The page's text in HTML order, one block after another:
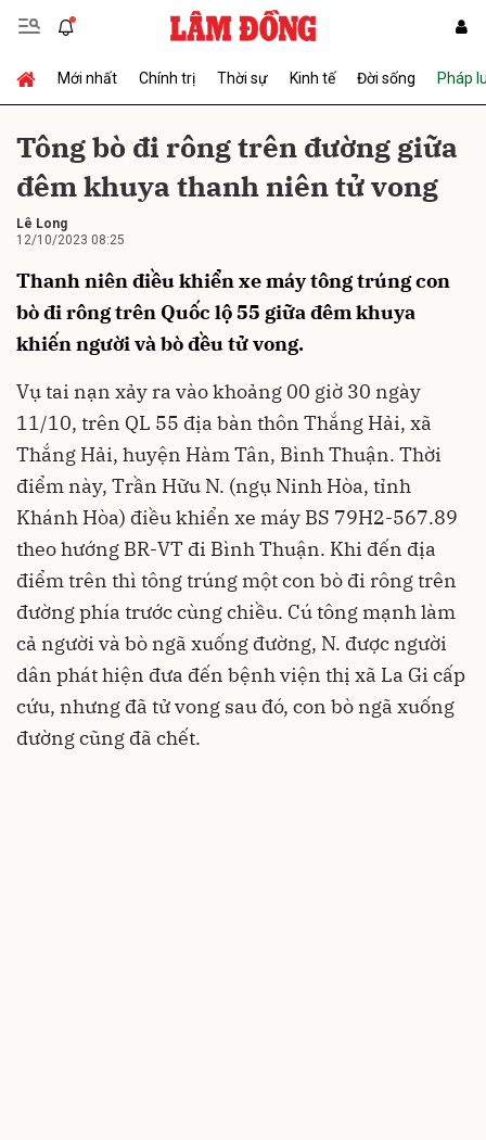
Mới nhất Chính trị Thời sự Kinh tế Đời sống Pháp
Tông bò đi rông trên đường giữa
đêm khuya thanh niên tử vong
Lê Long
12/10/2023 08:25
Thanh niên điều khiển xe máy tông trúng con
bò đi rông trên Quốc lộ 55 giữa đêm khuya
khiến người và bò đều tử vong.
Vụ tai nạn xảy ra vào khoảng 00 giờ 30 ngày
11/10, trên QL 55 địa bàn thôn Thắng Hải, xã
Thắng Hải, huyện Hàm Tân, Bình Thuận. Thời
điểm này, Trần Hữu N. (ngụ Ninh Hòa, tỉnh
Khánh Hòa) điều khiển xe máy BS 79H2-567.89
theo hướng BR-VT đi Bình Thuận. Khi đến địa
điểm trên thì tông trúng một con bò đi rông trên
đường phía trước cùng chiều. Cú tông mạnh làm
cả người và bò ngã xuống đường, N. được người
dân phát hiện đưa đến bệnh viện thị xã La Gi cấp
cứu, nhưng đã tử vong sau đó, con bò ngã xuống
đường cũng đã chết.
Gửi bình luận